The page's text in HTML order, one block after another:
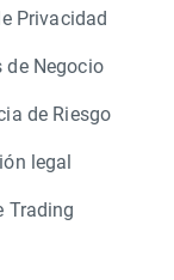
Privacidad
de Negocio
de Riesgo
legal
Trading